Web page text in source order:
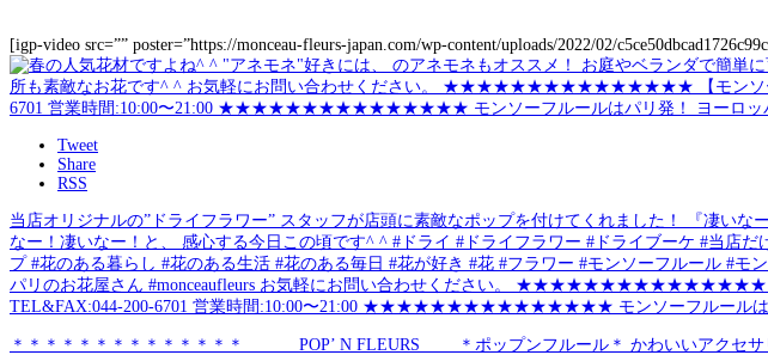
[igp-video src=”” poster=”https://monceau-fleurs-japan.com/wp-content/uploads/2022/02/
Tweet
Share
RSS
当店オリジナルの”ドライフラワー” スタッフが店頭に素敵なポップを付けてくれました！ 『凄い
なー！凄いなー！と、 感心する今日この頃です^ ^ #ドライ #ドライフラワー #ドライブーケ #当店
プ #花のある暮らし #花のある生活 #花のある毎日 #花が好き #花 #フラワー #モンソーフルール #
パリのお花屋さん #monceaufleurs お気軽にお問い合わせください。 ★★★★★★★★★★★★★★★ 【
TEL&FAX:044-200-6701 営業時間:10:00〜21:00 ★★★★★★★★★★★★★★★ モンソーフルールはパ
＊＊＊＊＊＊＊＊＊＊＊＊＊＊ POP’ N FLEURS ＊ポップンフルール＊ かわいいアクセサリ